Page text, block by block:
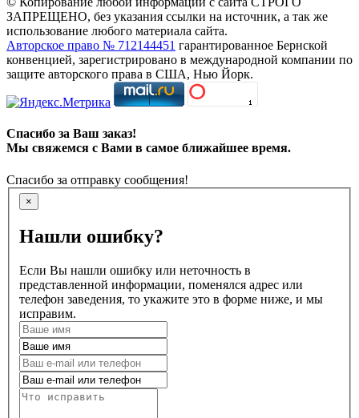
ЗАПРЕЩЕНО, без указания ссылки на источник, а так же
использование любого материала сайта.
Авторское право № 712144451 гарантированное Бернской
конвенцией, зарегистрировано в международной компании по
защите авторского права в США, Нью Йорк.
Спасибо за Ваш заказ!
Мы свяжемся с Вами в самое ближайшее время.
Спасибо за отправку сообщения!
×
Нашли ошибку?
Если Вы нашли ошибку или неточность в
представленной информации, поменялся адрес или
телефон заведения, то укажите это в форме ниже, и мы
исправим.